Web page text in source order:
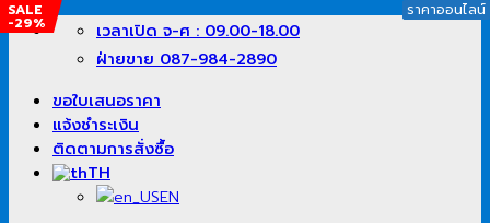
ข้าม
เนื้อหา
เวลาเปิด จ-ศ : 09.00-18.00
ฝ่ายขาย 087-984-2890
ขอใบเสนอราคา
แจ้งชำระเงิน
ติดตามการสั่งซื้อ
TH
EN
ราคาออนไลน์
SALE
-29%
ราคาออนไลน์
SALE
-15%
ราคาออนไลน์
SALE
-31%